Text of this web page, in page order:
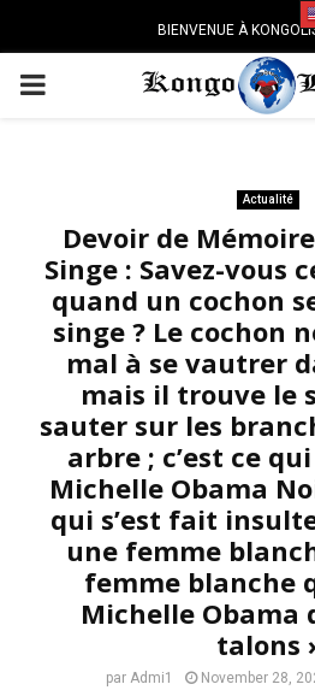
BIENVENUE À
PRIMARY
Actualité
Devoir de
Singe : Savez-vous
quand un cochon
singe ? Le cochon
mal à se vautrer
mais il trouve le
sauter sur les
arbre ; c’est ce
Michelle Obama
qui s’est fait
une femme
femme blanche
Michelle Obama
talons
par Admi1 November 28,